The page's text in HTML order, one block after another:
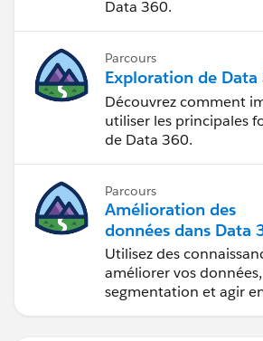
Data 360.
Parcours
Exploration de Data
Découvrez comment
utiliser les principales
de Data 360.
Parcours
Amélioration des
données dans Data
Utilisez des
améliorer vos
segmentation et agir
données.